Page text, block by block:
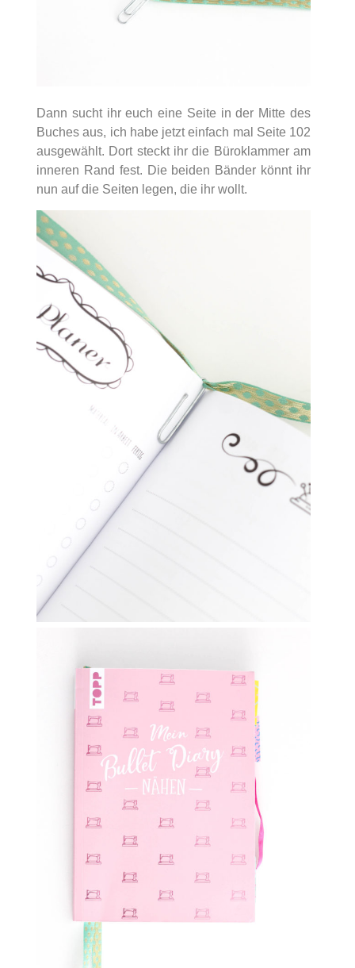
Dann sucht ihr euch eine Seite in der Mitte des
Buches aus, ich habe jetzt einfach mal Seite 102
ausgewählt. Dort steckt ihr die Büroklammer am
inneren Rand fest. Die beiden Bänder könnt ihr
nun auf die Seiten legen, die ihr wollt.